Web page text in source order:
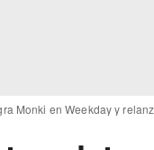
Monki en Weekday y